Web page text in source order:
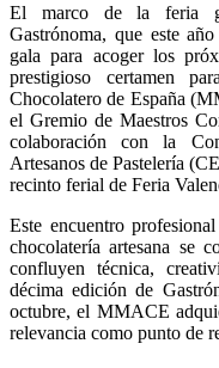
El marco de la feria
Gastrónoma, que este
gala para acoger los
prestigioso certamen
Chocolatero de España
el Gremio de Maestros
colaboración con la
Artesanos de Pastelería
recinto ferial de Feria
Este encuentro
chocolatería artesana se
confluyen técnica,
décima edición de
octubre, el MMACE
relevancia como punto de